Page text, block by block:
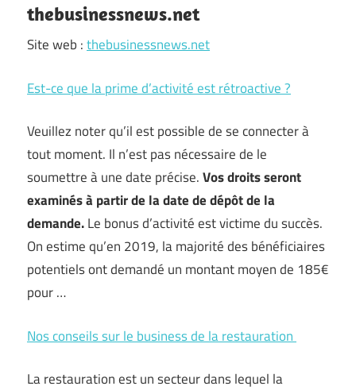
thebusinessnews.net
Site web :thebusinessnews.net
Est-ce que la prime d’activité est rétroactive ?
Veuillez noter qu’il est possible de se connecter à
tout moment. Il n’est pas nécessaire de le
soumettre à une date précise.Vos droits seront
examinés à partir de la date de dépôt de la
demande.Le bonus d’activité est victime du succès.
On estime qu’en 2019, la majorité des bénéficiaires
potentiels ont demandé un montant moyen de 185€
pour …
Nos conseils sur le business de la restauration
La restauration est un secteur dans lequel la